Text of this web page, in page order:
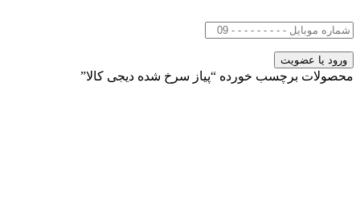
محصولات برچسب خورده “پیاز سرخ شده دیجی کالا”